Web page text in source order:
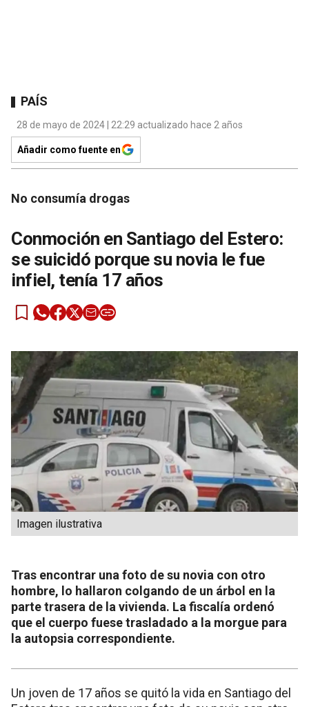
PAÍS
28 de mayo de 2024 | 22:29 actualizado hace 2 años
Añadir como fuente en
No consumía drogas
Conmoción en Santiago del Estero:
se suicidó porque su novia le fue
infiel, tenía 17 años
Imagen ilustrativa
Tras encontrar una foto de su novia con otro
hombre, lo hallaron colgando de un árbol en la
parte trasera de la vivienda. La fiscalía ordenó
que el cuerpo fuese trasladado a la morgue para
la autopsia correspondiente.
Un joven de 17 años se quitó la vida en Santiago del